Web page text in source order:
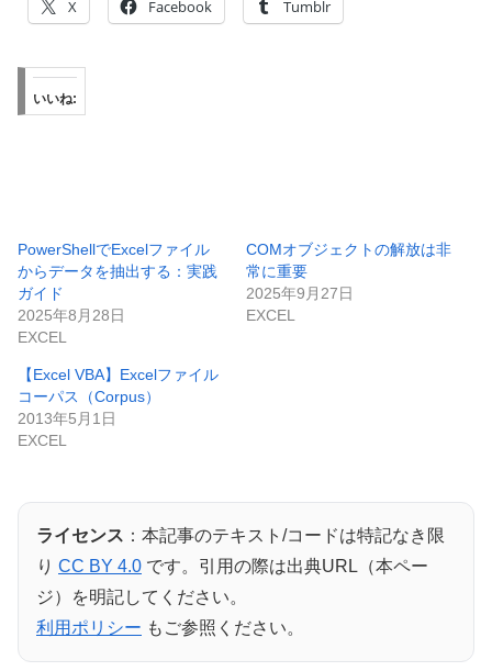
X Facebook Tumblr
いいね:
PowerShellでExcelファイル
からデータを抽出する：実践
ガイド
2025年8月28日
EXCEL
COMオブジェクトの解放は非
常に重要
2025年9月27日
EXCEL
【Excel VBA】Excelファイル
コーパス（Corpus）
2013年5月1日
EXCEL
ライセンス ：本記事のテキスト/コードは特記なき限
り CC BY 4.0 です。引用の際は出典URL（本ペー
ジ）を明記してください。
利用ポリシー もご参照ください。